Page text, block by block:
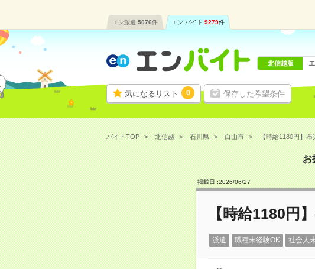
エン派遣 5076件 エン バイト 9279件
気になるリスト 0 保存した希望条件
北信越版
バイトTOP 北信越 石川県 白山市 【時給1180円】布
お
掲載日 :2026/06/27
【時給1180円
派遣 職種未経験OK 社会人